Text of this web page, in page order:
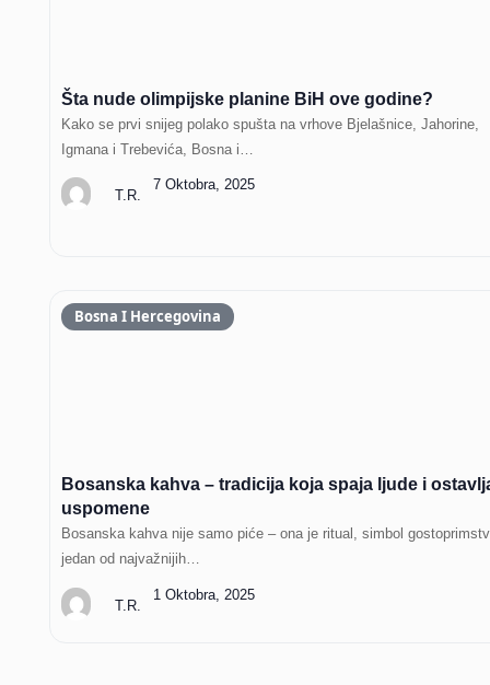
Šta nude olimpijske planine BiH ove godine?
Kako se prvi snijeg polako spušta na vrhove Bjelašnice, Jahorine,
Igmana i Trebevića, Bosna i…
T.R.
7 Oktobra, 2025
Bosna I Hercegovina
Bosanska kahva – tradicija koja spaja ljude i
uspomene
Bosanska kahva nije samo piće – ona je ritual, simbol
jedan od najvažnijih…
T.R.
1 Oktobra, 2025